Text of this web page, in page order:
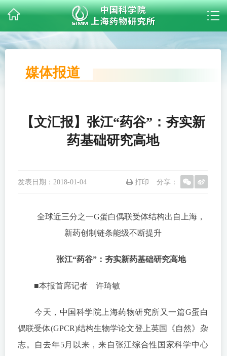
媒体报道
【文汇报】张江“药谷”：夯实新
药基础研究高地
发表日期： 2018-01-04 分享：
打印
全球近三分之一G蛋白偶联受体结构出自上海，
新药创制链条能级不断提升
张江“药谷”：夯实新药基础研究高地
■本报首席记者 许琦敏
今天，中国科学院上海药物研究所又一篇G蛋白
偶联受体(GPCR)结构生物学论文登上英国《自然》杂
志。自去年5月以来，来自张江综合性国家科学中心